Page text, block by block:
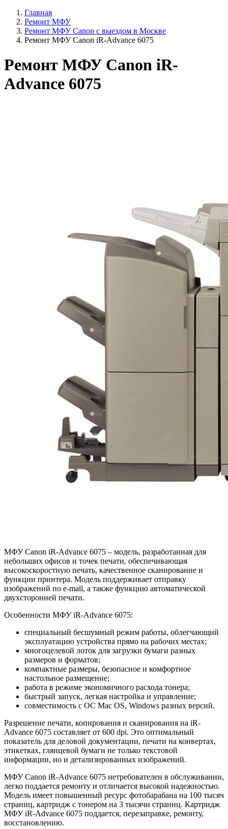
Главная
Ремонт МФУ
Ремонт МФУ Canon с выездом в Москве
Ремонт МФУ Canon iR-Advance 6075
Ремонт МФУ Canon iR-
Advance 6075
МФУ Canon iR-Advance 6075 – модель, разработанная для
небольших офисов и точек печати, обеспечивающая
высокоскоростную печать, качественное сканирование и
функции принтера. Модель поддерживает отправку
изображений по e-mail, а также функцию автоматической
двухсторонней печати.
Особенности МФУ iR-Advance 6075:
специальный бесшумный режим работы, облегчающий
эксплуатацию устройства прямо на рабочих местах;
многоцелевой лоток для загрузки бумаги разных
размеров и форматов;
компактные размеры, безопасное и комфортное
настольное размещение;
работа в режиме экономичного расхода тонера;
быстрый запуск, легкая настройка и управление;
совместимость с ОС Mac OS, Windows разных версий.
Разрешение печати, копирования и сканирования на iR-
Advance 6075 составляет от 600 dpi. Это оптимальный
показатель для деловой документации, печати на конвертах,
этикетках, глянцевой бумаги не только текстовой
информации, но и детализированных изображений.
МФУ Canon iR-Advance 6075 нетребователен в обслуживании,
легко поддается ремонту и отличается высокой надежностью.
Модель имеет повышенный ресурс фотобарабана на 100 тысяч
страниц, картридж с тонером на 3 тысячи страниц. Картридж
МФУ iR-Advance 6075 поддается, перезаправке, ремонту,
восстановлению.